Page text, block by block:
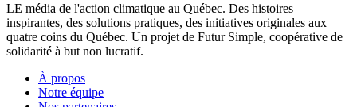
LE média de l'action climatique au Québec. Des histoires
inspirantes, des solutions pratiques, des initiatives originales aux
quatre coins du Québec. Un projet de Futur Simple, coopérative de
solidarité à but non lucratif.
À propos
Notre équipe